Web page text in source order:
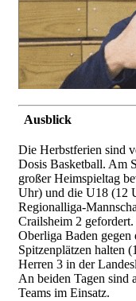
Ausblick
Die Herbstferien sind
Dosis Basketball. Am
großer Heimspieltag
Uhr) und die U18 (12
Regionalliga-
Crailsheim 2
Oberliga Baden
Spitzenplätzen halten
Herren 3 in der
An beiden Tagen sind
Teams im Einsatz.